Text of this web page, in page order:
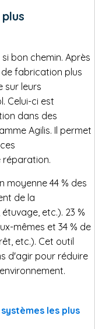
bon chemin. Après
fabrication plus
sur leurs
Celui-ci est
dans des
Agilis. Il permet
réparation.
moyenne 44 % des
de la
etc.). 23 %
mêmes et 34 % de
etc.). Cet outil
d'agir pour réduire
les plus